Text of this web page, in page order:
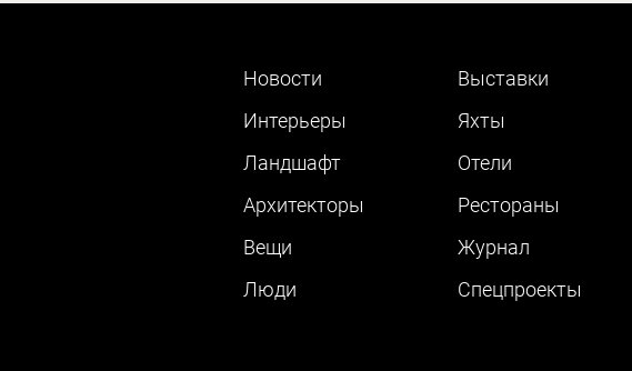
Новости
Интерьеры
Ландшафт
Архитекторы
Вещи
Люди
Выставки
Яхты
Отели
Рестораны
Журнал
Cпецпроекты